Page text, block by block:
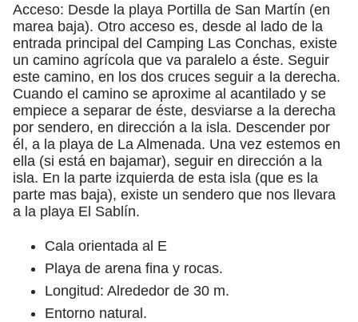
Acceso: Desde la playa Portilla de San Martín (en
marea baja). Otro acceso es, desde al lado de la
entrada principal del Camping Las Conchas, existe
un camino agrícola que va paralelo a éste. Seguir
este camino, en los dos cruces seguir a la derecha.
Cuando el camino se aproxime al acantilado y se
empiece a separar de éste, desviarse a la derecha
por sendero, en dirección a la isla. Descender por
él, a la playa de La Almenada. Una vez estemos en
ella (si está en bajamar), seguir en dirección a la
isla. En la parte izquierda de esta isla (que es la
parte mas baja), existe un sendero que nos llevara
a la playa El Sablín.
Cala orientada al E
Playa de arena fina y rocas.
Longitud: Alrededor de 30 m.
Entorno natural.